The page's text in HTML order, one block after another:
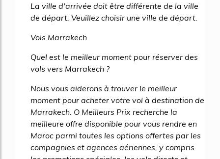
La ville d'arrivée doit être différente de la ville
de départ. Veuillez choisir une ville de départ.
Vols Marrakech
Quel est le meilleur moment pour réserver des
vols vers Marrakech ?
Nous vous aiderons à trouver le meilleur
moment pour acheter votre vol à destination de
Marrakech. O Meilleurs Prix recherche la
meilleure offre disponible pour vous rendre en
Maroc parmi toutes les options offertes par les
compagnies et agences aériennes, y compris